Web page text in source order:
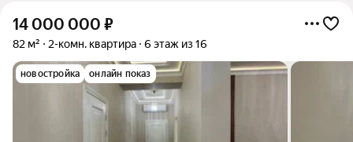
14 000 000 ₽
82 м² 2-комн. квартира 6 этаж из 16
новостройка онлайн показ